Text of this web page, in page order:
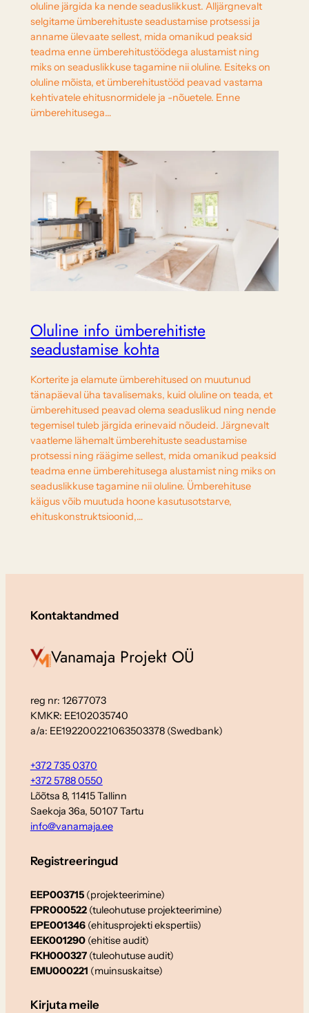
oluline järgida ka nende seaduslikkust. Alljärgnevalt
selgitame ümberehituste seadustamise protsessi ja
anname ülevaate sellest, mida omanikud peaksid
teadma enne ümberehitustöödega alustamist ning
miks on seaduslikkuse tagamine nii oluline. Esiteks on
oluline mõista, et ümberehitustööd peavad vastama
kehtivatele ehitusnormidele ja -nõuetele. Enne
ümberehitusega…
Oluline info ümberehitiste
seadustamise kohta
Korterite ja elamute ümberehitused on muutunud
tänapäeval üha tavalisemaks, kuid oluline on teada, et
ümberehitused peavad olema seaduslikud ning nende
tegemisel tuleb järgida erinevaid nõudeid. Järgnevalt
vaatleme lähemalt ümberehituste seadustamise
protsessi ning räägime sellest, mida omanikud peaksid
teadma enne ümberehitusega alustamist ning miks on
seaduslikkuse tagamine nii oluline. Ümberehituse
käigus võib muutuda hoone kasutusotstarve,
ehituskonstruktsioonid,…
Kontaktandmed
Vanamaja Projekt OÜ
reg nr: 12677073
KMKR: EE102035740
a/a: EE192200221063503378 (Swedbank)
+372 735 0370
+372 5788 0550
Lõõtsa 8, 11415 Tallinn
Saekoja 36a, 50107 Tartu
info@vanamaja.ee
Registreeringud
EEP003715 (projekteerimine)
FPR000522 (tuleohutuse projekteerimine)
EPE001346 (ehitusprojekti ekspertiis)
EEK001290(ehitise audit)
FKH000327 (tuleohutuse audit)
EMU000221 (muinsuskaitse)
Kirjuta meile